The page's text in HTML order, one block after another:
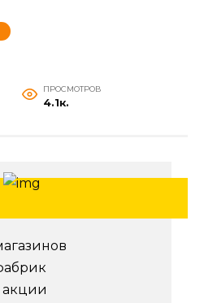
ПРОСМОТРОВ
4.1к.